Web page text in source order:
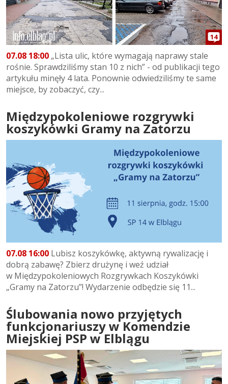
14
07.08 18:00 „Lista ulic, które wymagają naprawy stale
rośnie. Sprawdziliśmy stan 10 z nich” - od publikacji tego
artykułu minęły 4 lata. Ponownie odwiedziliśmy te same
miejsce, by zobaczyć, czy...
Międzypokoleniowe rozgrywki
koszykówki Gramy na Zatorzu
07.08 16:00 Lubisz koszykówkę, aktywną rywalizację i
dobrą zabawę? Zbierz drużynę i weź udział
w Międzypokoleniowych Rozgrywkach Koszykówki
„Gramy na Zatorzu”! Wydarzenie odbędzie się 11...
Ślubowania nowo przyjętych
funkcjonariuszy w Komendzie
Miejskiej PSP w Elblągu